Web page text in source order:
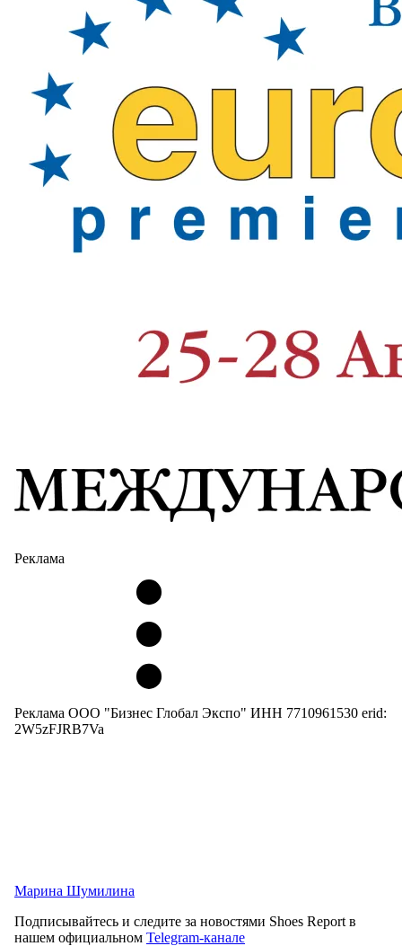
Реклама
Реклама ООО "Бизнес Глобал Экспо" ИНН 7710961530 erid:
2W5zFJRB7Va
Марина Шумилина
Подписывайтесь и следите за новостями Shoes Report в
нашем официальном Telegram-канале